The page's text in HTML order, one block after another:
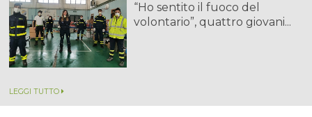
“Ho sentito il fuoco del
volontario”, quattro giovani...
LEGGI TUTTO